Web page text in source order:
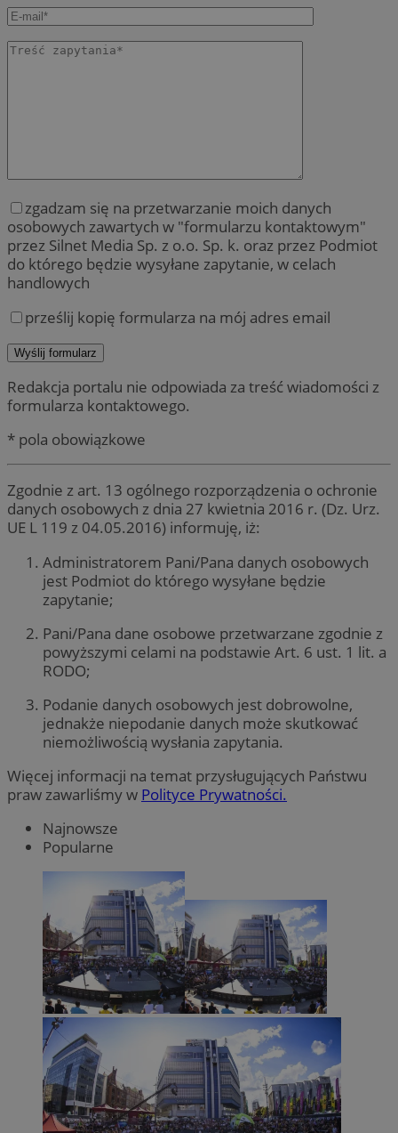
zgadzam się na przetwarzanie moich danych
osobowych zawartych w "formularzu kontaktowym"
przez Silnet Media Sp. z o.o. Sp. k. oraz przez Podmiot
do którego będzie wysyłane zapytanie, w celach
handlowych
prześlij kopię formularza na mój adres email
Redakcja portalu nie odpowiada za treść wiadomości z
formularza kontaktowego.
* pola obowiązkowe
Zgodnie z art. 13 ogólnego rozporządzenia o ochronie
danych osobowych z dnia 27 kwietnia 2016 r. (Dz. Urz.
UE L 119 z 04.05.2016) informuję, iż:
Administratorem Pani/Pana danych osobowych
jest Podmiot do którego wysyłane będzie
zapytanie;
Pani/Pana dane osobowe przetwarzane zgodnie z
powyższymi celami na podstawie Art. 6 ust. 1 lit. a
RODO;
Podanie danych osobowych jest dobrowolne,
jednakże niepodanie danych może skutkować
niemożliwością wysłania zapytania.
Więcej informacji na temat przysługujących Państwu
praw zawarliśmy w Polityce Prywatności.
Najnowsze
Popularne